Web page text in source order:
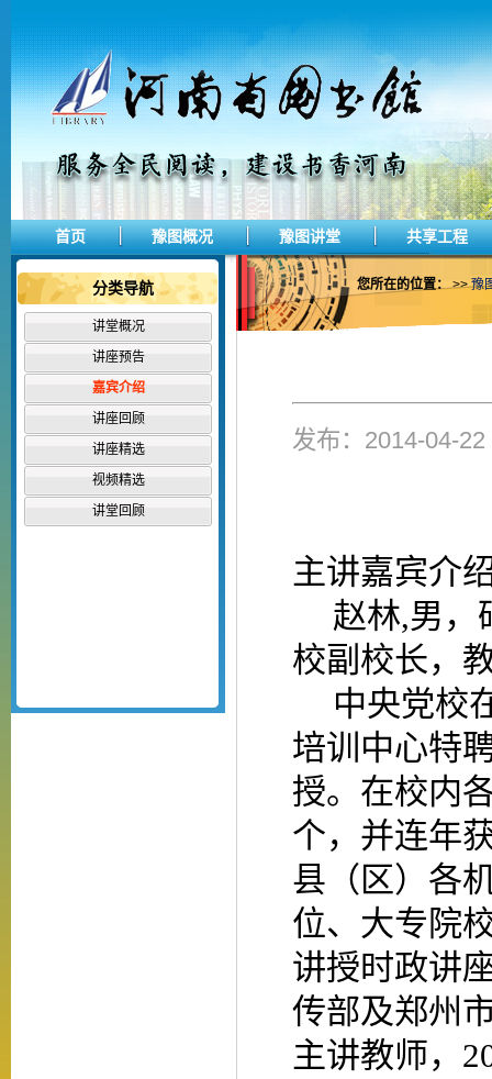
首页 豫图概况 豫图讲堂 共享工程
分类导航
讲堂概况
讲座预告
嘉宾介绍
讲座回顾
讲座精选
视频精选
讲堂回顾
您所在的位置：>>豫
发布：2014-04-
主讲嘉宾介
赵林,男，
校副校长，
中央党校
培训中心特
授。在校内
个，并连年
县（区）各
位、大专院
讲授时政讲
传部及郑州
主讲教师，